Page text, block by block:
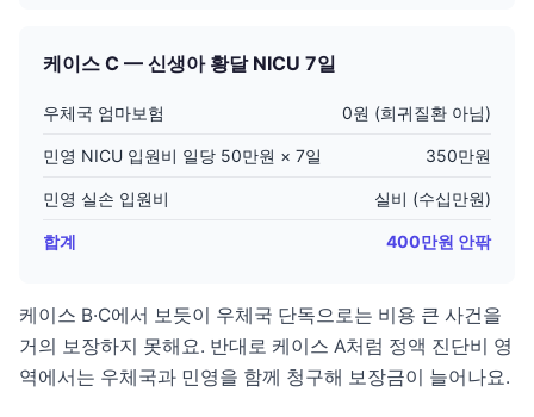
케이스 C — 신생아 황달 NICU 7일
우체국 엄마보험 0원 (희귀질환 아님)
민영 NICU 입원비 일당 50만원 × 7일 350만원
민영 실손 입원비 실비 (수십만원)
합계 400만원 안팎
케이스 B·C에서 보듯이 우체국 단독으로는 비용 큰 사건을
거의 보장하지 못해요. 반대로 케이스 A처럼 정액 진단비 영
역에서는 우체국과 민영을 함께 청구해 보장금이 늘어나요.